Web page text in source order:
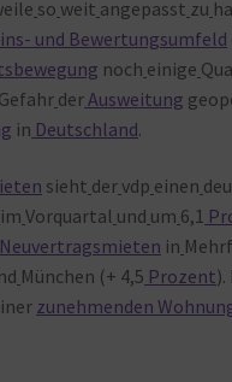
so weit angepasst zu
und Bewertungsumfeld
noch einige
Gefahr derAusweitung
in Deutschland.
sieht dervdp einen
im Vorquartal und um 6,1
Neuvertragsmieten in
München (+ 4,5 Prozent).
zunehmenden